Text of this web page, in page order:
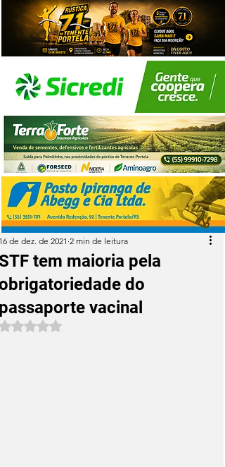
tem maioria pela
do
vacinal
de dez. de 2021 2 min de leitura
Avaliado com NaN de 5 estrelas.